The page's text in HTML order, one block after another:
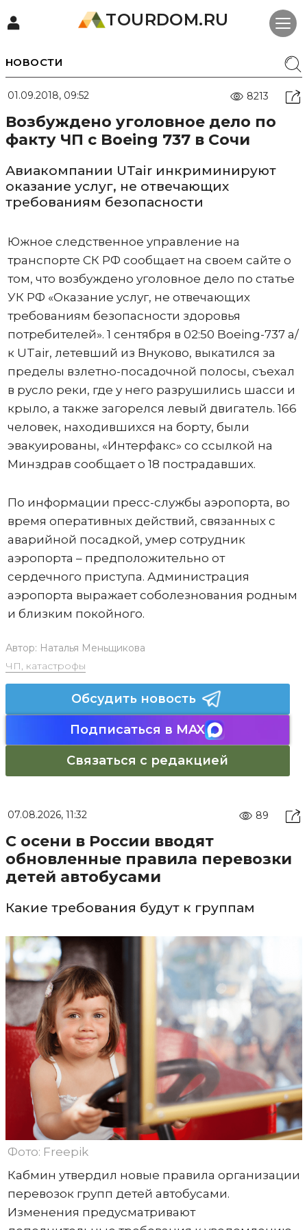
TOURDOM.RU
НОВОСТИ
01.09.2018, 09:52 8213
Возбуждено уголовное дело по
факту ЧП с Boeing 737 в Сочи
Авиакомпании UTair инкриминируют
оказание услуг, не отвечающих
требованиям безопасности
Южное следственное управление на
транспорте СК РФ сообщает на своем сайте о
том, что возбуждено уголовное дело по статье
УК РФ «Оказание услуг, не отвечающих
требованиям безопасности здоровья
потребителей». 1 сентября в 02:50 Boeing-737 а/
к UTair, летевший из Внуково, выкатился за
пределы взлетно-посадочной полосы, съехал
в русло реки, где у него разрушились шасси и
крыло, а также загорелся левый двигатель. 166
человек, находившихся на борту, были
эвакуированы, «Интерфакс» со ссылкой на
Минздрав сообщает о 18 пострадавших.
По информации пресс-службы аэропорта, во
время оперативных действий, связанных с
аварийной посадкой, умер сотрудник
аэропорта – предположительно от
сердечного приступа. Администрация
аэропорта выражает соболезнования родным
и близким покойного.
Автор: Наталья Меньщикова
ЧП, катастрофы
Обсудить новость
Подписаться в MAX
Связаться с редакцией
07.08.2026, 11:32 89
С осени в России вводят
обновленные правила перевозки
детей автобусами
Какие требования будут к группам
Фото: Freepik
Кабмин утвердил новые правила организации
перевозок групп детей автобусами.
Изменения предусматривают